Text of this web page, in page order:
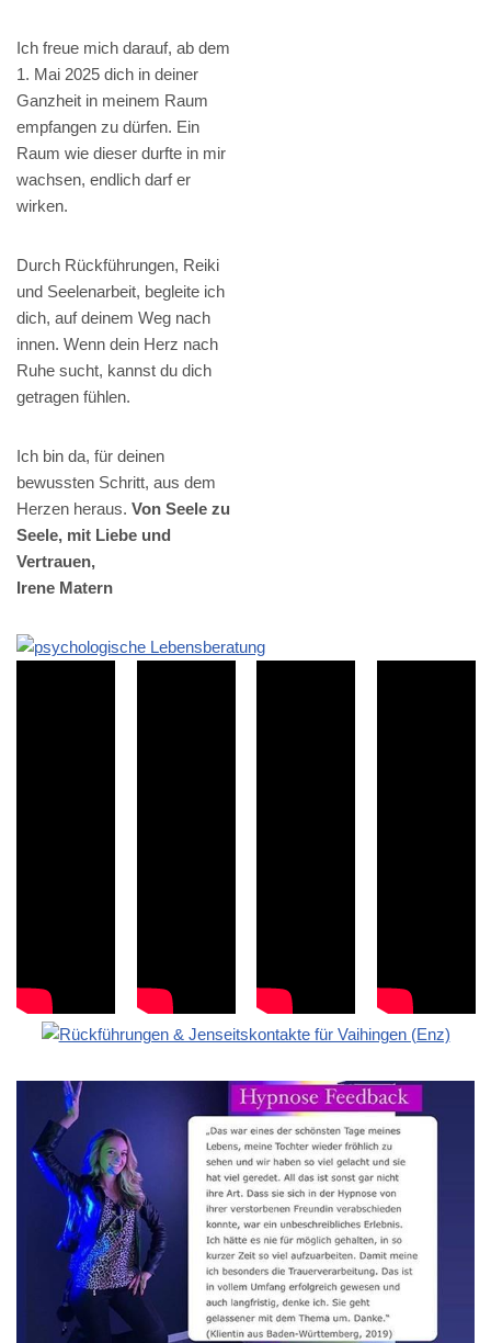
Ich freue mich darauf, ab dem
1. Mai 2025 dich in deiner
Ganzheit in meinem Raum
empfangen zu dürfen. Ein
Raum wie dieser durfte in mir
wachsen, endlich darf er
wirken.
Durch Rückführungen, Reiki
und Seelenarbeit, begleite ich
dich, auf deinem Weg nach
innen. Wenn dein Herz nach
Ruhe sucht, kannst du dich
getragen fühlen.
Ich bin da, für deinen
bewussten Schritt, aus dem
Herzen heraus. Von Seele zu
Seele, mit Liebe und
Vertrauen,
Irene Matern